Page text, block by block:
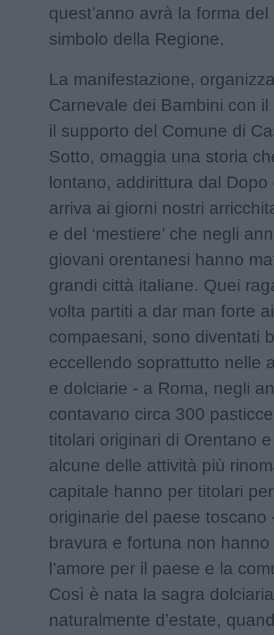
quest’anno avrà la forma
simbolo della Regione.
La manifestazione,
Carnevale dei Bambini con
il supporto del Comune di
Sotto, omaggia una storia
lontano, addirittura dal Dopo
arriva ai giorni nostri
e del ‘mestiere’ che negli
giovani orentanesi hanno
grandi città italiane. Quei
volta partiti a dar man forte ai
compaesani, sono diventati
eccellendo soprattutto nelle
e dolciarie - a Roma, negli
contavano circa 300
titolari originari di Orentano
alcune delle attività più
capitale hanno per titolari
originarie del paese toscano
bravura e fortuna non
l’amore per il paese e la
Così è nata la sagra
naturalmente d’estate,